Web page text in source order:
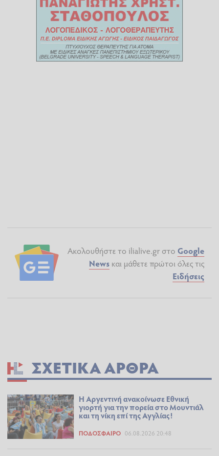
Ακολουθήστε το ilialive.gr στο Google
News και μάθετε πρώτοι όλες τις
Ειδήσεις
ΣΧΕΤΙΚΆ ΆΡΘΡΑ
Η Αργεντινή ανακοίνωσε Εθνική
γιορτή για την πορεία στο Μουντιάλ
και τη νίκη επί της Αγγλίας!
ΠΟΔΌΣΦΑΙΡΟ 06.08.2026 20:48